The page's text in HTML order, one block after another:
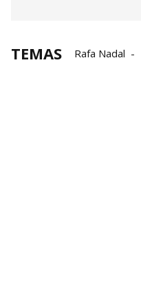
TEMAS Rafa Nadal